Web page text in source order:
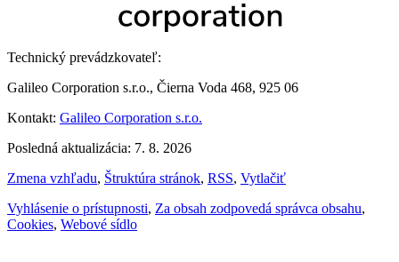
Technický prevádzkovateľ:
Galileo Corporation s.r.o., Čierna Voda 468, 925 06
Kontakt: Galileo Corporation s.r.o.
Posledná aktualizácia: 7. 8. 2026
Zmena vzhľadu, Štruktúra stránok, RSS, Vytlačiť
Vyhlásenie o prístupnosti, Za obsah zodpovedá správca obsahu,
Cookies, Webové sídlo